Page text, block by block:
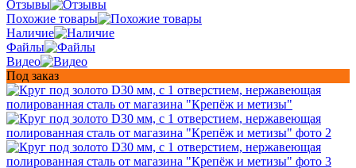
Отзывы
Похожие товары
Наличие
Файлы
Видео
Под заказ